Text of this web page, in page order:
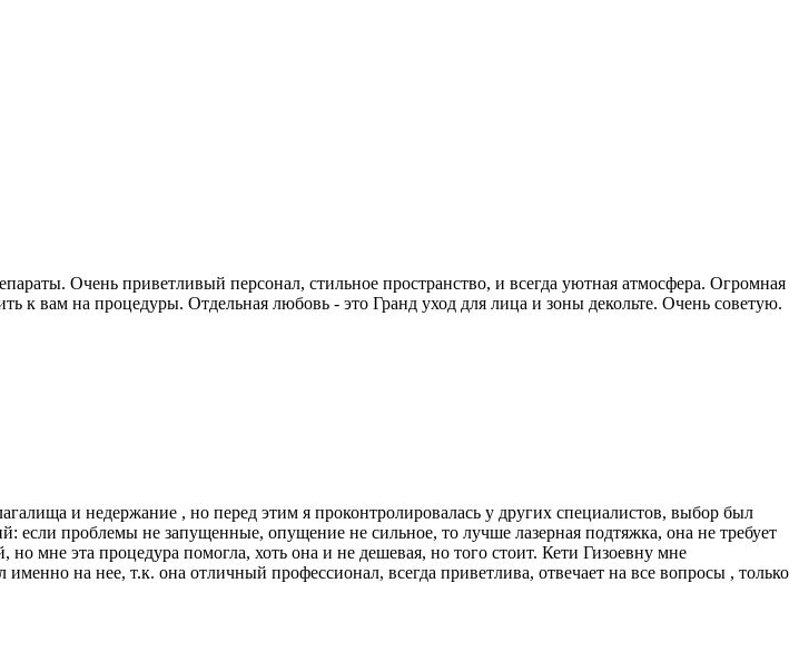
Очень приветливый персонал, стильное пространство, и всегда уютная атмосфера. Огромная
к вам на процедуры. Отдельная любовь - это Гранд уход для лица и зоны декольте. Очень советую.
и недержание , но перед этим я проконтролировалась у других специалистов, выбор был
если проблемы не запущенные, опущение не сильное, то лучше лазерная подтяжка, она не требует
мне эта процедура помогла, хоть она и не дешевая, но того стоит. Кети Гизоевну мне
на нее, т.к. она отличный профессионал, всегда приветлива, отвечает на все вопросы , только